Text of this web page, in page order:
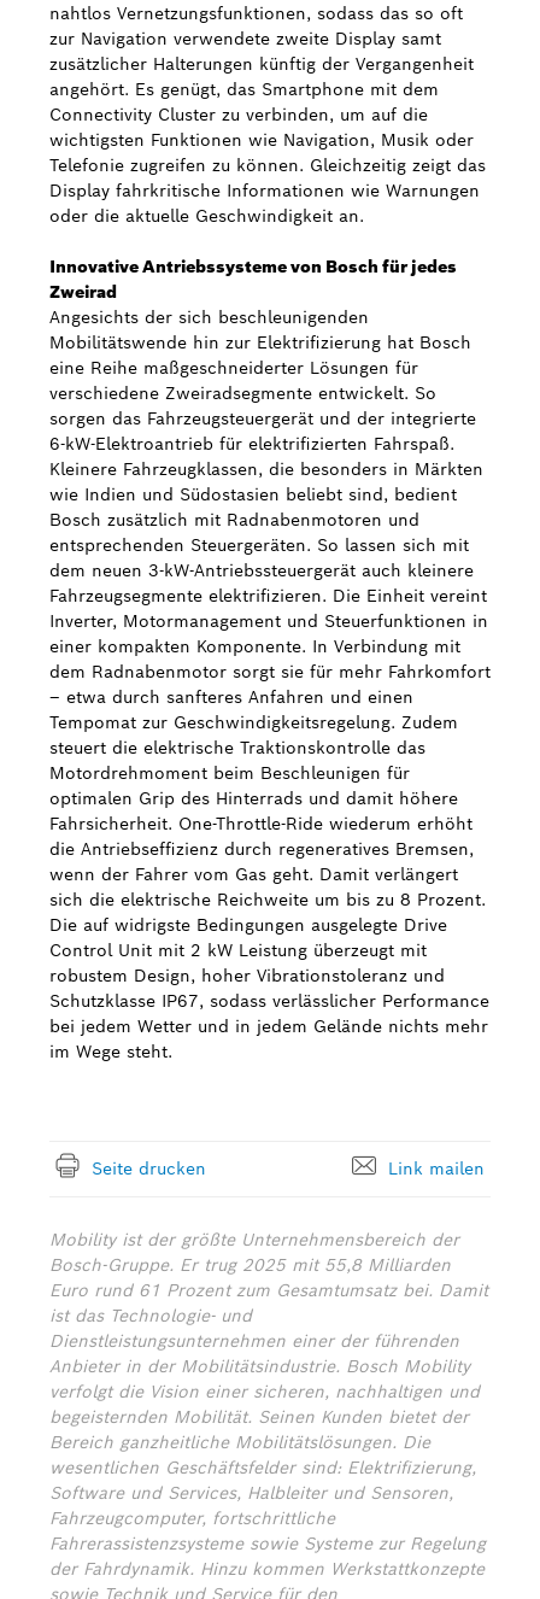
nahtlos Vernetzungsfunktionen, sodass das so oft
zur Navigation verwendete zweite Display samt
zusätzlicher Halterungen künftig der Vergangenheit
angehört. Es genügt, das Smartphone mit dem
Connectivity Cluster zu verbinden, um auf die
wichtigsten Funktionen wie Navigation, Musik oder
Telefonie zugreifen zu können. Gleichzeitig zeigt das
Display fahrkritische Informationen wie Warnungen
oder die aktuelle Geschwindigkeit an.
Innovative Antriebssysteme von Bosch für jedes
Zweirad
Angesichts der sich beschleunigenden
Mobilitätswende hin zur Elektrifizierung hat Bosch
eine Reihe maßgeschneiderter Lösungen für
verschiedene Zweiradsegmente entwickelt. So
sorgen das Fahrzeugsteuergerät und der integrierte
6-kW-Elektroantrieb für elektrifizierten Fahrspaß.
Kleinere Fahrzeugklassen, die besonders in Märkten
wie Indien und Südostasien beliebt sind, bedient
Bosch zusätzlich mit Radnabenmotoren und
entsprechenden Steuergeräten. So lassen sich mit
dem neuen 3-kW-Antriebssteuergerät auch kleinere
Fahrzeugsegmente elektrifizieren. Die Einheit vereint
Inverter, Motormanagement und Steuerfunktionen in
einer kompakten Komponente. In Verbindung mit
dem Radnabenmotor sorgt sie für mehr Fahrkomfort
– etwa durch sanfteres Anfahren und einen
Tempomat zur Geschwindigkeitsregelung. Zudem
steuert die elektrische Traktionskontrolle das
Motordrehmoment beim Beschleunigen für
optimalen Grip des Hinterrads und damit höhere
Fahrsicherheit. One-Throttle-Ride wiederum erhöht
die Antriebseffizienz durch regeneratives Bremsen,
wenn der Fahrer vom Gas geht. Damit verlängert
sich die elektrische Reichweite um bis zu 8 Prozent.
Die auf widrigste Bedingungen ausgelegte Drive
Control Unit mit 2 kW Leistung überzeugt mit
robustem Design, hoher Vibrationstoleranz und
Schutzklasse IP67, sodass verlässlicher Performance
bei jedem Wetter und in jedem Gelände nichts mehr
im Wege steht.
Seite drucken Link mailen
Mobility ist der größte Unternehmensbereich der
Bosch-Gruppe. Er trug 2025 mit 55,8 Milliarden
Euro rund 61 Prozent zum Gesamtumsatz bei. Damit
ist das Technologie- und
Dienstleistungsunternehmen einer der führenden
Anbieter in der Mobilitätsindustrie. Bosch Mobility
verfolgt die Vision einer sicheren, nachhaltigen und
begeisternden Mobilität. Seinen Kunden bietet der
Bereich ganzheitliche Mobilitätslösungen. Die
wesentlichen Geschäftsfelder sind: Elektrifizierung,
Software und Services, Halbleiter und Sensoren,
Fahrzeugcomputer, fortschrittliche
Fahrerassistenzsysteme sowie Systeme zur Regelung
der Fahrdynamik. Hinzu kommen Werkstattkonzepte
sowie Technik und Service für den